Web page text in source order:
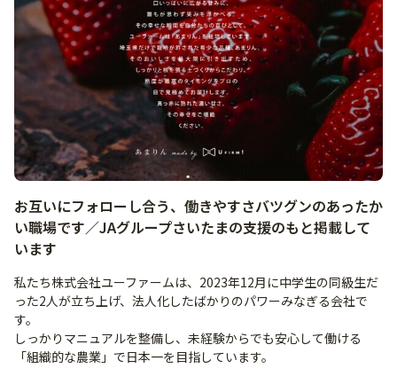
お互いにフォローし合う、働きやすさバツグンのあったか
い職場です／JAグループさいたまの支援のもと掲載して
います
私たち株式会社ユーファームは、2023年12月に中学生の同級生だ
った2人が立ち上げ、法人化したばかりのパワーみなぎる会社で
す。
しっかりマニュアルを整備し、未経験からでも安心して働ける
「組織的な農業」で日本一を目指しています。